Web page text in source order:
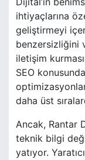
ihtiyaçlarına
geliştirmeyi
benzersizliğini
iletişim
SEO
daha üst
Ancak, Rantar
teknik bilgi
yatıyor.